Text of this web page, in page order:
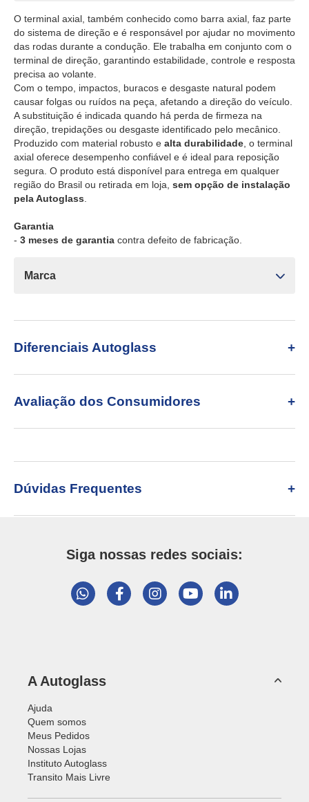
O terminal axial, também conhecido como barra axial, faz parte
do sistema de direção e é responsável por ajudar no movimento
das rodas durante a condução. Ele trabalha em conjunto com o
terminal de direção, garantindo estabilidade, controle e resposta
precisa ao volante.
Com o tempo, impactos, buracos e desgaste natural podem
causar folgas ou ruídos na peça, afetando a direção do veículo.
A substituição é indicada quando há perda de firmeza na
direção, trepidações ou desgaste identificado pelo mecânico.
Produzido com material robusto e alta durabilidade , o terminal
axial oferece desempenho confiável e é ideal para reposição
segura. O produto está disponível para entrega em qualquer
região do Brasil ou retirada em loja, sem opção de instalação
pela Autoglass
Garantia
- 3 meses de garantia contra defeito de fabricação.
Marca
Diferenciais Autoglass
Avaliação dos Consumidores
Dúvidas Frequentes
Siga nossas redes sociais:
A Autoglass
Ajuda
Quem somos
Meus Pedidos
Nossas Lojas
Instituto Autoglass
Transito Mais Livre